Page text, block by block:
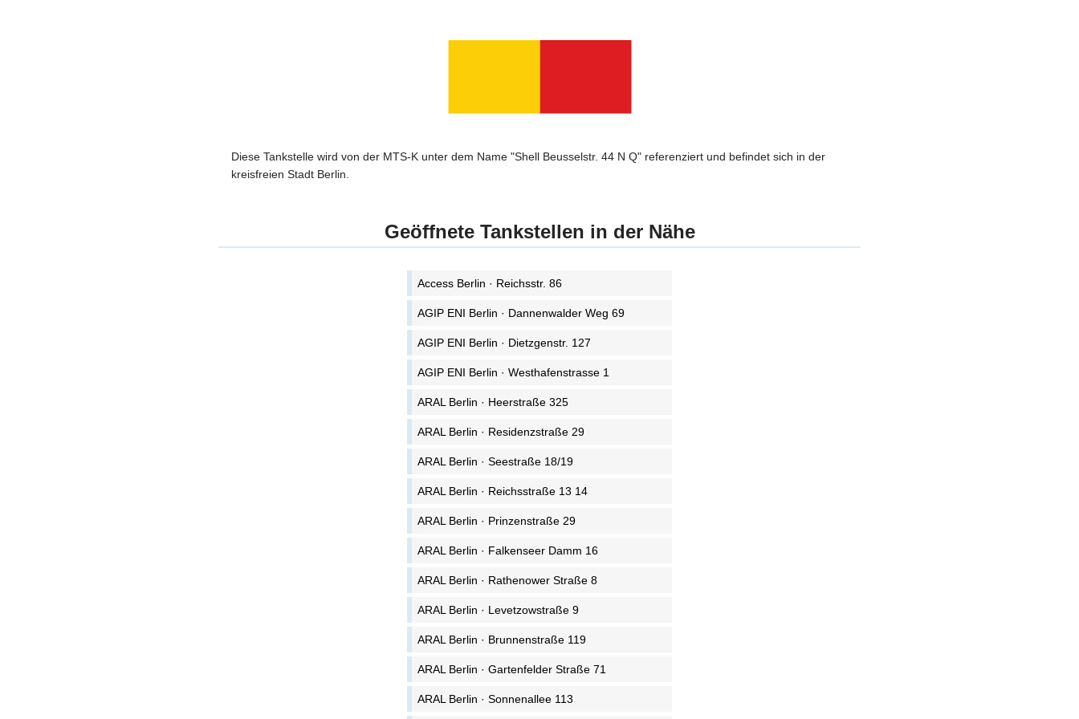
Diese Tankstelle wird von der MTS-K unter dem Name "Shell Beusselstr. 44 N Q" referenziert und befindet sich in der
kreisfreien Stadt Berlin.
Geöffnete Tankstellen in der Nähe
Access Berlin · Reichsstr. 86
AGIP ENI Berlin · Dannenwalder Weg 69
AGIP ENI Berlin · Dietzgenstr. 127
AGIP ENI Berlin · Westhafenstrasse 1
ARAL Berlin · Heerstraße 325
ARAL Berlin · Residenzstraße 29
ARAL Berlin · Seestraße 18/19
ARAL Berlin · Reichsstraße 13 14
ARAL Berlin · Prinzenstraße 29
ARAL Berlin · Falkenseer Damm 16
ARAL Berlin · Rathenower Straße 8
ARAL Berlin · Levetzowstraße 9
ARAL Berlin · Brunnenstraße 119
ARAL Berlin · Gartenfelder Straße 71
ARAL Berlin · Sonnenallee 113